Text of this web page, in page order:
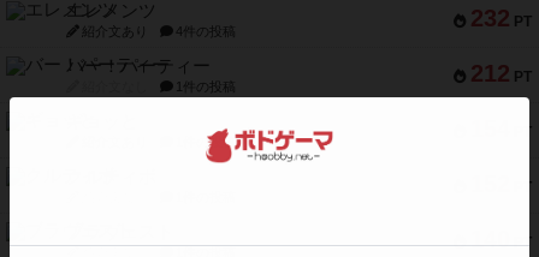
232 PT
エレメンツ
紹介文あり 4件の投稿
212 PT
バー！パーティー
1件の投稿
PT
1件の投稿
PT
140 PT